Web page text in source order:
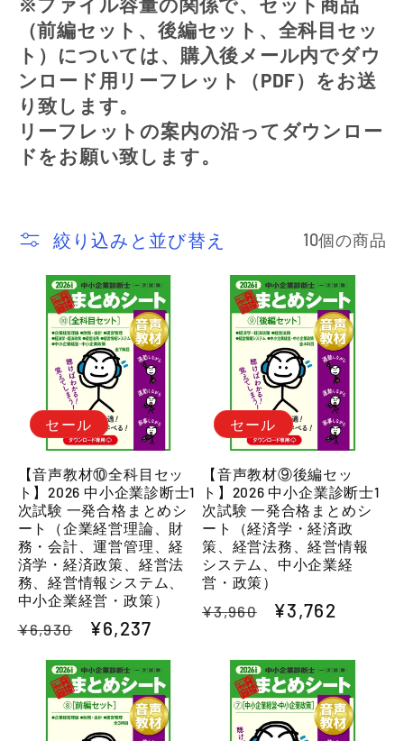
（前編セット、後編セット、全科目セッ
ト）については、購入後メール内でダウ
ンロード用リーフレット（PDF）をお送
り致します。
リーフレットの案内の沿ってダウンロー
ドをお願い致します。
絞り込みと並び替え 10個の商品
セール
【音声教材⑩全科目セッ
ト】2026 中小企業診断士1
次試験 一発合格まとめシ
ート（企業経営理論、財
務・会計、運営管理、経
済学・経済政策、経営法
務、経営情報システム、
中小企業経営・政策）
通
¥6,930
セ
ル
価
格
¥6,237
セール
【音声教材⑨後編セッ
ト】2026 中小企業診断士1
次試験 一発合格まとめシ
ート（経済学・経済政
策、経営法務、経営情報
システム、中小企業経
営・政策）
通
¥3,960
セ
ル
価
格
¥3,762